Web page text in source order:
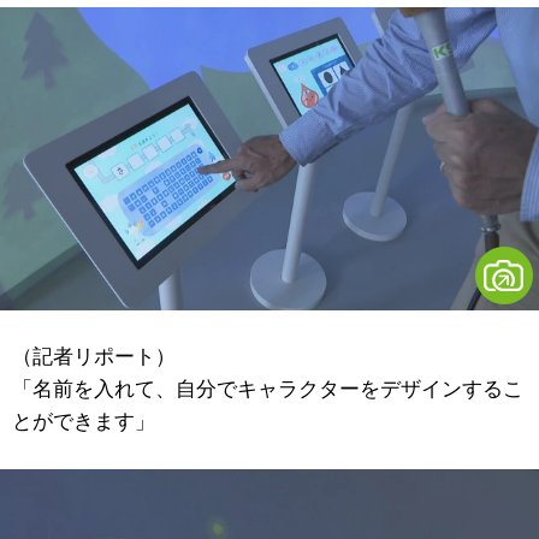
（記者リポート）
「名前を入れて、自分でキャラクターをデザインするこ
とができます」